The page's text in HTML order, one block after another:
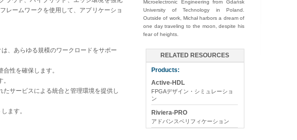
レームワークを使用して、アプリケーショ
、あらゆる規模のワークロードをサポー
性を確保します。
サービスによる統合と管理環境を提供し
ます。
Microelectronic Engineering from Gdańsk
University of Technology in Poland.
Outside of work, Michał harbors a dream of
one day traveling to the moon, despite his
fear of heights.
RELATED RESOURCES
Products:
Active-HDL
FPGAデザイン・シミュレーショ
ン
Riviera-PRO
アドバンスベリフィケーション